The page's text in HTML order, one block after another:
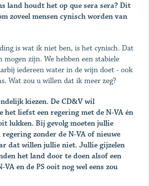
land houdt het op que sera sera? Dit
zoveel mensen cynisch worden van
is wat ik niet ben, is het cynisch. Dat
mogen zijn. We hebben een stabiele
iedereen water in de wijn doet - ook
Wat zou u willen dat ik meer zeg?
kiezen. De CD&V wil
het liefst een regering met de N-VA én
lukken. Bij gevolg moeten jullie
regering zonder de N-VA of nieuwe
dat willen jullie niet. Jullie gijzelen
het land door te doen alsof een
en de PS ooit nog wel eens zou